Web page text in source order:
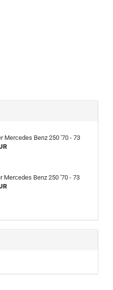
Mercedes Benz 250 '70 - 73
Mercedes Benz 250 '70 - 73